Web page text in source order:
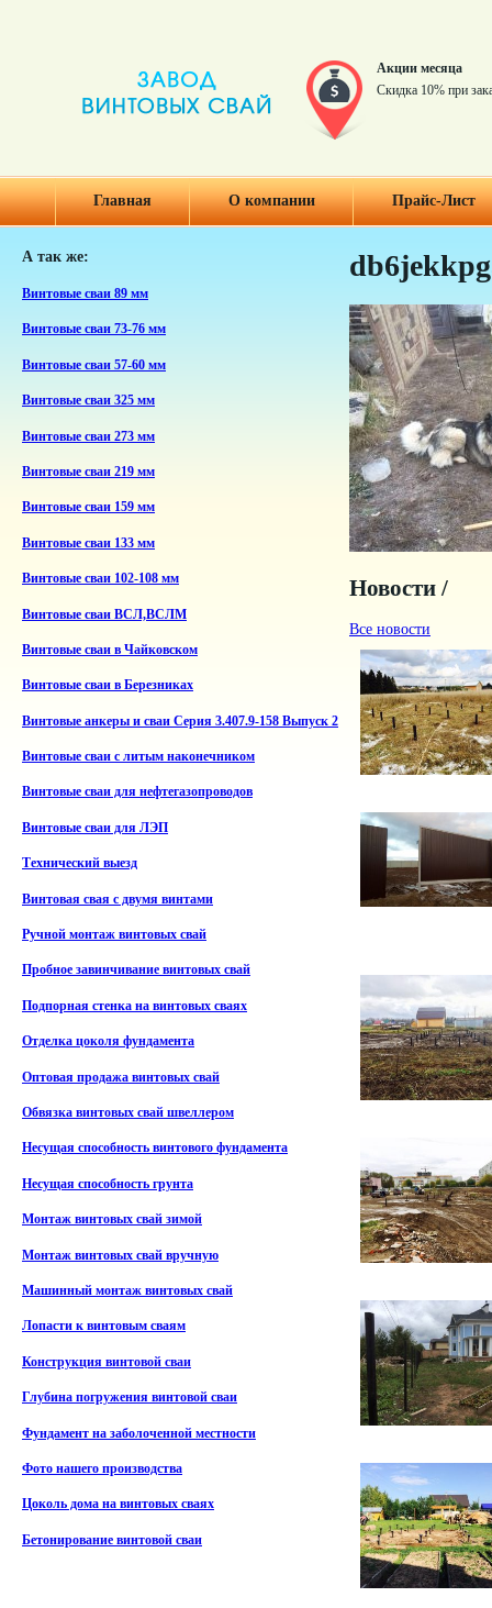
Акции месяца
Скидка 10% при
Главная О компании Прайс-Лист
А так же:
Винтовые сваи 89 мм
Винтовые сваи 73-76 мм
Винтовые сваи 57-60 мм
Винтовые сваи 325 мм
Винтовые сваи 273 мм
Винтовые сваи 219 мм
Винтовые сваи 159 мм
Винтовые сваи 133 мм
Винтовые сваи 102-108 мм
Винтовые сваи ВСЛ,ВСЛМ
Винтовые сваи в Чайковском
Винтовые сваи в Березниках
Винтовые анкеры и сваи Серия 3.407.9-158 Выпуск 2
Винтовые сваи с литым наконечником
Винтовые сваи для нефтегазопроводов
Винтовые сваи для ЛЭП
Технический выезд
Винтовая свая с двумя винтами
Ручной монтаж винтовых свай
Пробное завинчивание винтовых свай
Подпорная стенка на винтовых сваях
Отделка цоколя фундамента
Оптовая продажа винтовых свай
Обвязка винтовых свай швеллером
Несущая способность винтового фундамента
Несущая способность грунта
Монтаж винтовых свай зимой
Монтаж винтовых свай вручную
Машинный монтаж винтовых свай
Лопасти к винтовым сваям
Конструкция винтовой сваи
Глубина погружения винтовой сваи
Фундамент на заболоченной местности
Фото нашего производства
Цоколь дома на винтовых сваях
Бетонирование винтовой сваи
Новости /
Все новости